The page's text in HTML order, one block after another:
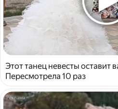
Этот танец невесты оставит
Пересмотрела 10 раз